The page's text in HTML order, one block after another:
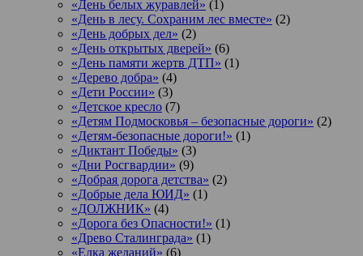
«День белых журавлей» (1)
«День в лесу. Сохраним лес вместе» (2)
«День добрых дел» (2)
«День открытых дверей» (6)
«День памяти жертв ДТП» (1)
«Дерево добра» (4)
«Дети России» (3)
«Детское кресло (7)
«Детям Подмосковья – безопасные дороги» (2)
«Детям-безопасные дороги!» (1)
«Диктант Победы» (3)
«Дни Росгвардии» (9)
«Добрая дорога детства» (2)
«Добрые дела ЮИД» (1)
«ДОЛЖНИК» (4)
«Дорога без Опасности!» (1)
«Древо Сталинграда» (1)
«Елка желаний» (6)